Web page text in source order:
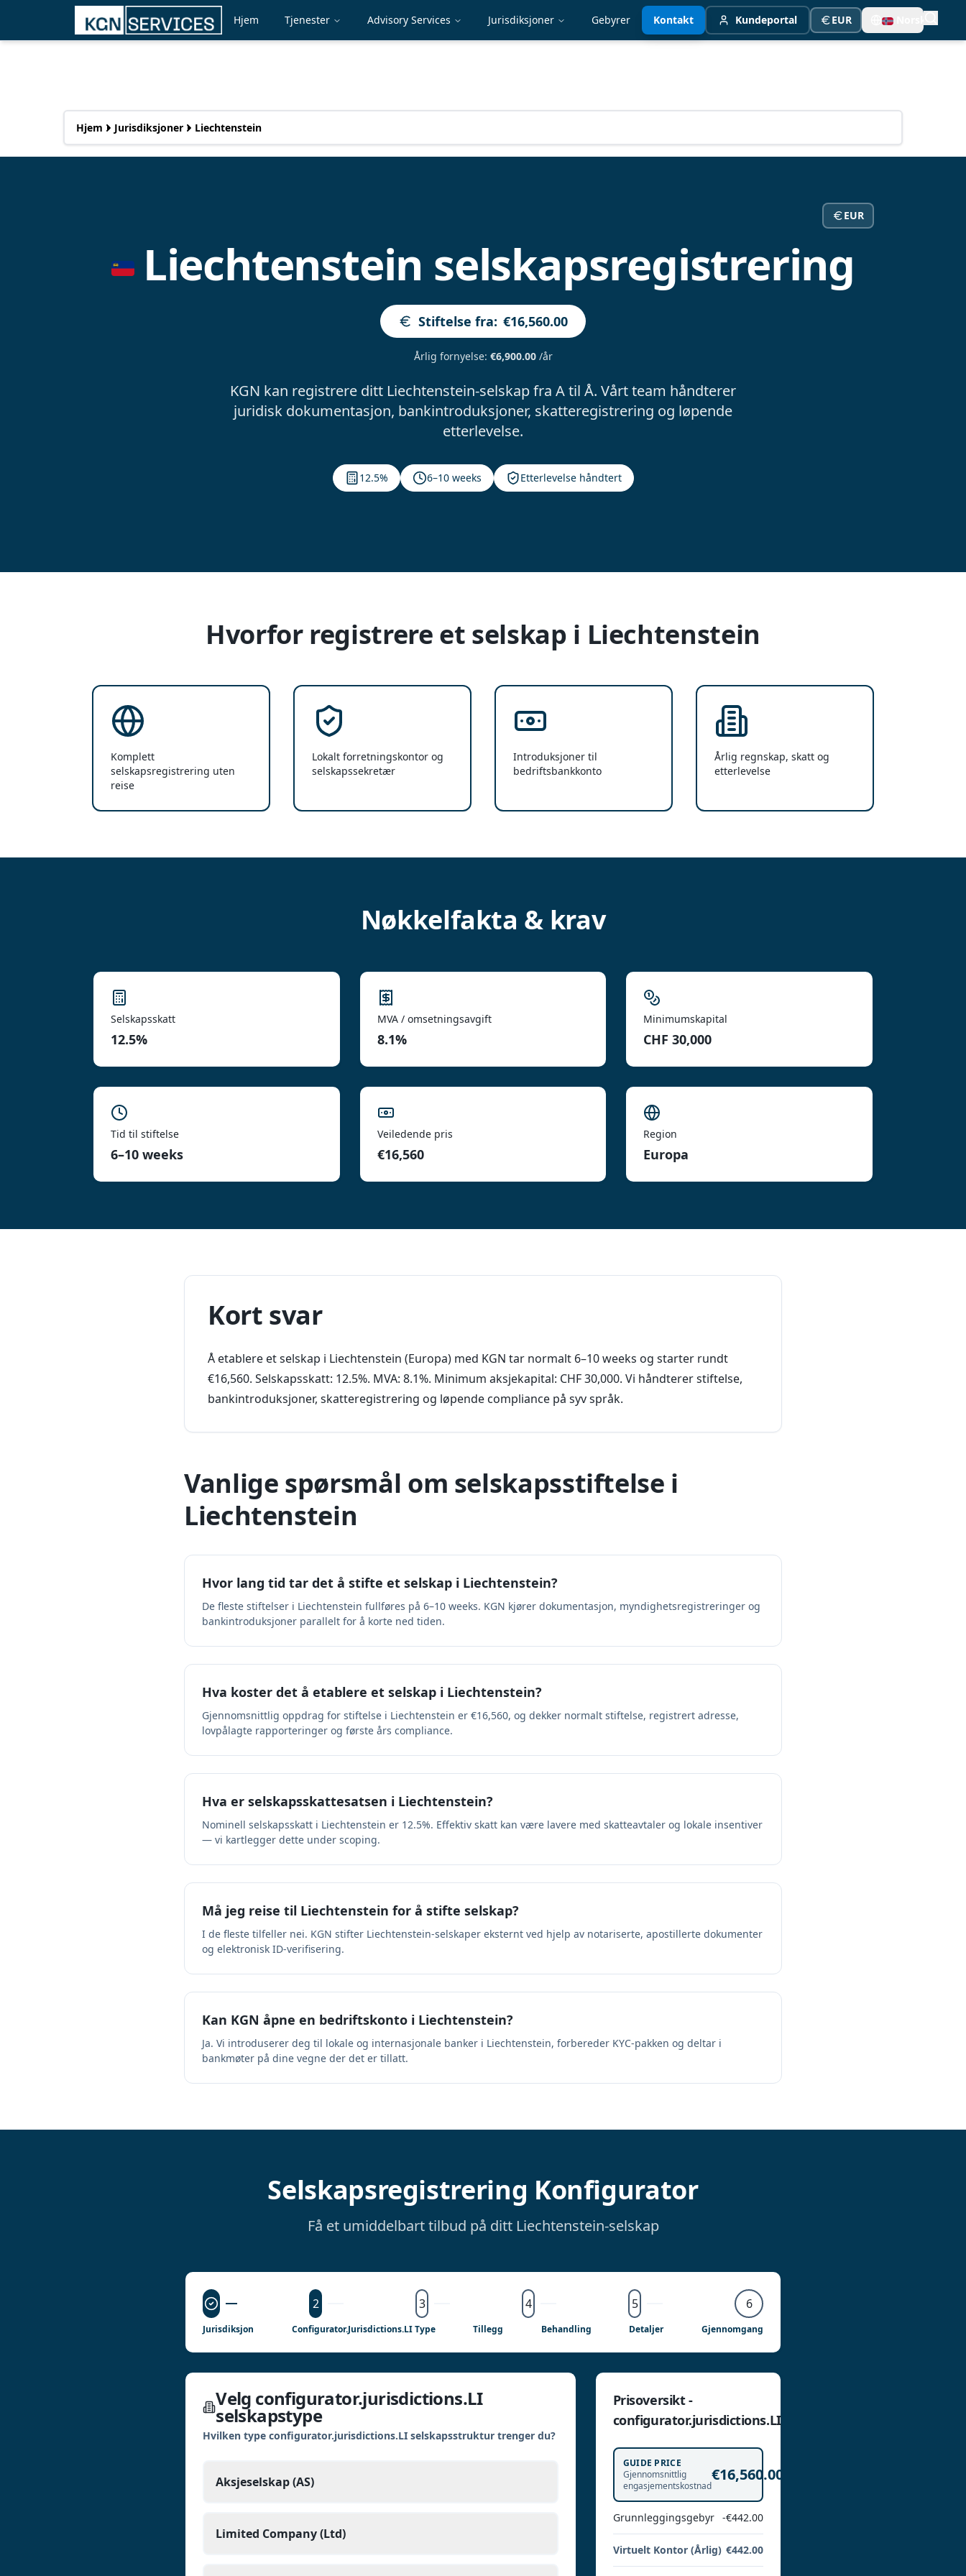
Hjem Tjenester Advisory Services Jurisdiksjoner Gebyrer Kontakt Kundeportal EUR
Hjem Jurisdiksjoner Liechtenstein
EUR
Liechtenstein selskapsregistrering
Stiftelse fra: €16,560.00
Årlig fornyelse: €6,900.00 /år
KGN kan registrere ditt Liechtenstein-selskap fra A til Å. Vårt team håndterer
juridisk dokumentasjon, bankintroduksjoner, skatteregistrering og løpende
etterlevelse.
12.5% 6–10 weeks Etterlevelse håndtert
Hvorfor registrere et selskap i Liechtenstein
Komplett
selskapsregistrering uten
reise
Lokalt forretningskontor og
selskapssekretær
Introduksjoner til
bedriftsbankkonto
Årlig regnskap, skatt og
etterlevelse
Nøkkelfakta & krav
Selskapsskatt
12.5%
MVA / omsetningsavgift
8.1%
Minimumskapital
CHF 30,000
Tid til stiftelse
6–10 weeks
Veiledende pris
€16,560
Region
Europa
Kort svar
Å etablere et selskap i Liechtenstein (Europa) med KGN tar normalt 6–10 weeks og starter rundt
€16,560. Selskapsskatt: 12.5%. MVA: 8.1%. Minimum aksjekapital: CHF 30,000. Vi håndterer stiftelse,
bankintroduksjoner, skatteregistrering og løpende compliance på syv språk.
Vanlige spørsmål om selskapsstiftelse i
Liechtenstein
Hvor lang tid tar det å stifte et selskap i Liechtenstein?
De fleste stiftelser i Liechtenstein fullføres på 6–10 weeks. KGN kjører dokumentasjon, myndighetsregistreringer og
bankintroduksjoner parallelt for å korte ned tiden.
Hva koster det å etablere et selskap i Liechtenstein?
Gjennomsnittlig oppdrag for stiftelse i Liechtenstein er €16,560, og dekker normalt stiftelse, registrert adresse,
lovpålagte rapporteringer og første års compliance.
Hva er selskapsskattesatsen i Liechtenstein?
Nominell selskapsskatt i Liechtenstein er 12.5%. Effektiv skatt kan være lavere med skatteavtaler og lokale insentiver
— vi kartlegger dette under scoping.
Må jeg reise til Liechtenstein for å stifte selskap?
I de fleste tilfeller nei. KGN stifter Liechtenstein-selskaper eksternt ved hjelp av notariserte, apostillerte dokumenter
og elektronisk ID-verifisering.
Kan KGN åpne en bedriftskonto i Liechtenstein?
Ja. Vi introduserer deg til lokale og internasjonale banker i Liechtenstein, forbereder KYC-pakken og deltar i
bankmøter på dine vegne der det er tillatt.
Selskapsregistrering Konfigurator
Få et umiddelbart tilbud på ditt Liechtenstein-selskap
2 3 4 5 6
Jurisdiksjon Configurator.jurisdictions.LI Type Tillegg Behandling Detaljer Gjennomgang
Velg configurator.jurisdictions.LI
selskapstype
Hvilken type configurator.jurisdictions.LI selskapsstruktur trenger du?
Aksjeselskap (AS)
Limited Company (Ltd)
Prisoversikt -
configurator.jurisdictions.LI
GUIDE PRICE
Gjennomsnittlig
engasjementskostnad
€16,560.00
Grunnleggingsgebyr -€442.00
Virtuelt Kontor (Årlig) €442.00